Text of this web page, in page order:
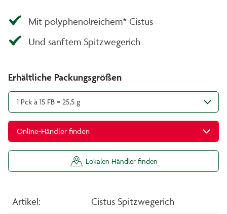
Mit polyphenolreichem* Cistus
Und sanftem Spitzwegerich
Erhältliche Packungsgrößen
1 Pck à 15 FB = 25,5 g
Online-Händler finden
Lokalen Händler finden
Artikel:
Cistus Spitzwegerich